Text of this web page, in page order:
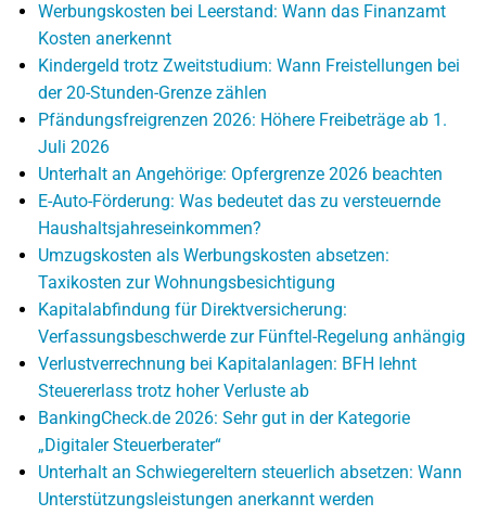
Werbungskosten bei Leerstand: Wann das Finanzamt
Kosten anerkennt
Kindergeld trotz Zweitstudium: Wann Freistellungen bei
der 20-Stunden-Grenze zählen
Pfändungsfreigrenzen 2026: Höhere Freibeträge ab 1.
Juli 2026
Unterhalt an Angehörige: Opfergrenze 2026 beachten
E-Auto-Förderung: Was bedeutet das zu versteuernde
Haushaltsjahreseinkommen?
Umzugskosten als Werbungskosten absetzen:
Taxikosten zur Wohnungsbesichtigung
Kapitalabfindung für Direktversicherung:
Verfassungsbeschwerde zur Fünftel-Regelung anhängig
Verlustverrechnung bei Kapitalanlagen: BFH lehnt
Steuererlass trotz hoher Verluste ab
BankingCheck.de 2026: Sehr gut in der Kategorie
„Digitaler Steuerberater“
Unterhalt an Schwiegereltern steuerlich absetzen: Wann
Unterstützungsleistungen anerkannt werden